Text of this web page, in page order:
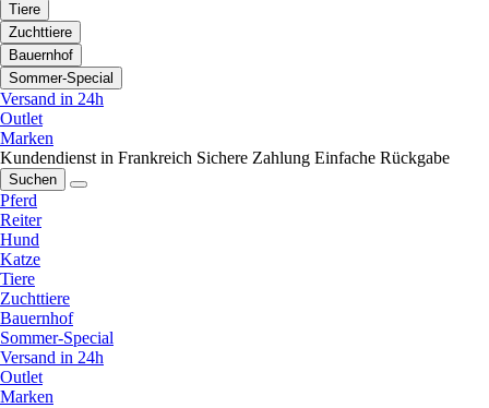
Tiere
Zuchttiere
Bauernhof
Sommer-Special
Versand in 24h
Outlet
Marken
Kundendienst in Frankreich Sichere Zahlung Einfache Rückgabe
Suchen
Pferd
Reiter
Hund
Katze
Tiere
Zuchttiere
Bauernhof
Sommer-Special
Versand in 24h
Outlet
Marken